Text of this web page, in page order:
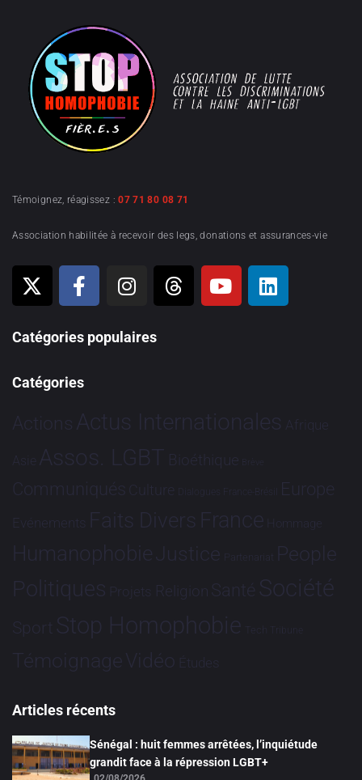
Témoignez, réagissez :07 71 80 08 71
Association habilitée à recevoir des legs, donations et assurances-vie
Catégories populaires
Catégories
Actions Actus Internationales Afrique
Asie Assos. LGBT Bioéthique Brève
Communiqués Culture Dialogues France-Brésil Europe
Evénements Faits Divers France Hommage
HumanophobieJustice Partenariat People
Politiques Projets Religion Santé Société
Sport Stop Homophobie Tech Tribune
TémoignageVidéo Études
Articles récents
Sénégal : huit femmes arrêtées, l’inquiétude
grandit face à la répression LGBT+